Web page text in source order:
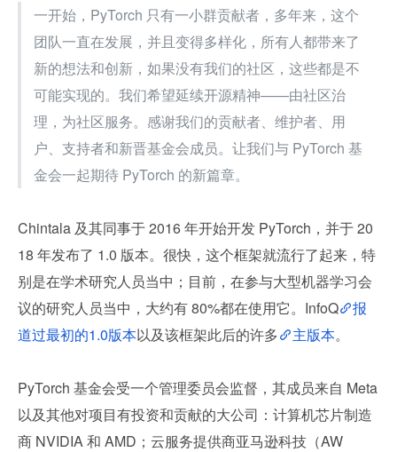
一开始，PyTorch 只有一小群贡献者，多年来，这个
团队一直在发展，并且变得多样化，所有人都带来了
新的想法和创新，如果没有我们的社区，这些都是不
可能实现的。我们希望延续开源精神——由社区治
理，为社区服务。感谢我们的贡献者、维护者、用
户、支持者和新晋基金会成员。让我们与 PyTorch 基
金会一起期待 PyTorch 的新篇章。
Chintala 及其同事于 2016 年开始开发 PyTorch，并于 20
18 年发布了 1.0 版本。很快，这个框架就流行了起来，特
别是在学术研究人员当中；目前，在参与大型机器学习会
议的研究人员当中，大约有 80%都在使用它。InfoQ
报
道过最初的1.0版本以及该框架此后的许多 主版本。
PyTorch 基金会受一个管理委员会监督，其成员来自 Meta
以及其他对项目有投资和贡献的大公司：计算机芯片制造
商 NVIDIA 和 AMD；云服务提供商亚马逊科技（AW